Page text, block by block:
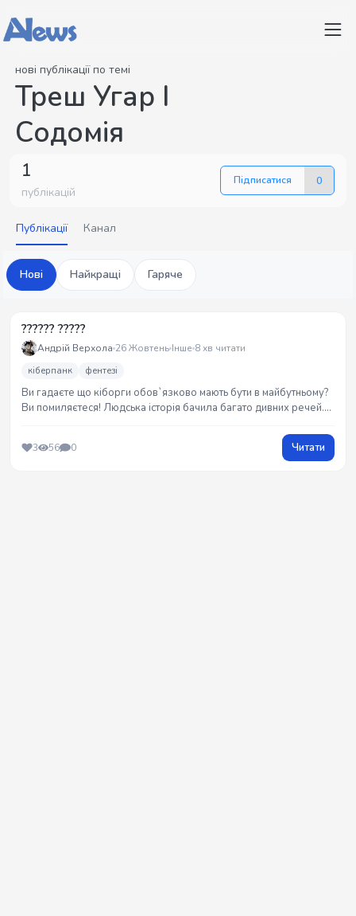
нові публікації по темі
Треш Угар І
Содомія
1
публікацій
Підписатися 0
Публікації Канал
Нові Найкращі Гаряче
?????? ?????
Андрій Верхола 26 Жовтень Інше 8 хв читати
кіберпанк фентезі
Ви гадаєте що кіборги обов`язково мають бути в майбутньому?
Ви помиляєтеся! Людська історія бачила багато дивних речей.
кіберпанку, фентезі, філософії, міфології, трешняку... Одним
словом: гібридизація вужа та їжака. Що сі з
3 56 0 Читати